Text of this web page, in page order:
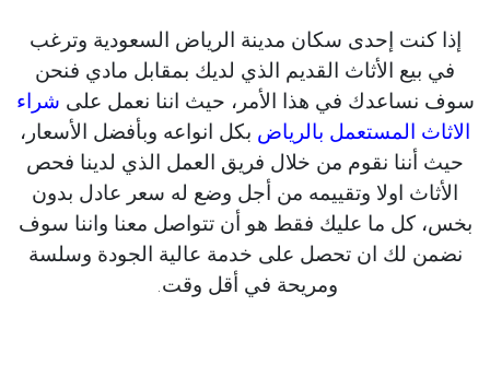
إذا كنت إحدى سكان مدينة الرياض السعودية وترغب
في بيع الأثاث القديم الذي لديك بمقابل مادي فنحن
سوف نساعدك في هذا الأمر، حيث اننا نعمل على شراء
الاثاث المستعمل بالرياض بكل انواعه وبأفضل الأسعار،
حيث أننا نقوم من خلال فريق العمل الذي لدينا فحص
الأثاث اولا وتقييمه من أجل وضع له سعر عادل بدون
بخس، كل ما عليك فقط هو أن تتواصل معنا واننا سوف
نضمن لك ان تحصل على خدمة عالية الجودة وسلسة
ومريحة في أقل وقت.